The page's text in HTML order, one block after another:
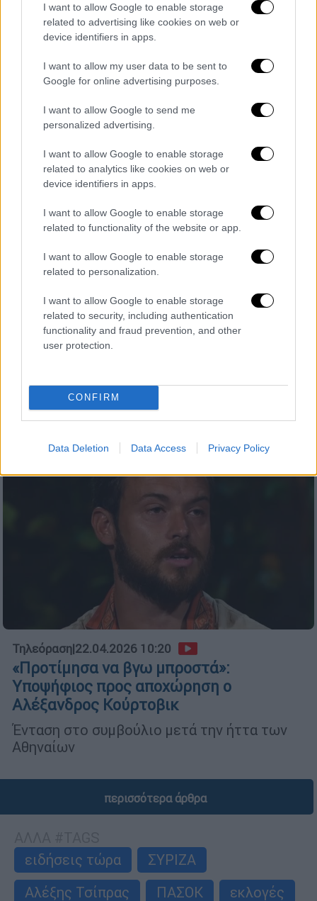
I want to allow Google to enable storage
related to advertising like cookies on web or
device identifiers in apps.
I want to allow my user data to be sent to
Google for online advertising purposes.
I want to allow Google to send me
personalized advertising.
I want to allow Google to enable storage
related to analytics like cookies on web or
device identifiers in apps.
I want to allow Google to enable storage
related to functionality of the website or app.
I want to allow Google to enable storage
related to personalization.
I want to allow Google to enable storage
related to security, including authentication
functionality and fraud prevention, and other
user protection.
CONFIRM
Data Deletion Data Access Privacy Policy
στο κόκκινο
Ελλάδα|08.05.2026 19:43
Στην αντεπίθεση η Fraport μετά την
αποχώρηση της Ryanair από τη
Θεσσαλονίκη - Τι ισχύει με τις χρεώσεις
«Προσχηματικές οι αιτιάσεις για τις
την απόφαση της Ryanair καθαρά εμπορική
Τηλεόραση|22.04.2026 10:20
«Προτίμησα να βγω μπροστά»:
Υποψήφιος προς αποχώρηση ο
Αλέξανδρος Κούρτοβικ
Ένταση στο συμβούλιο μετά την ήττα των
Αθηναίων
περισσότερα άρθρα
ειδήσεις τώρα
ΣΥΡΙΖΑ
Αλέξης Τσίπρας
ΠΑΣΟΚ εκλογές